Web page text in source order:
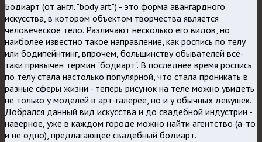
Бодиарт (от англ. "body art") - это форма авангардного
искусства, в котором объектом творчества является
человеческое тело. Различают несколько его видов, но
наиболее известно такое направление, как роспись по телу
или бодипейнтинг, впрочем, большинству обывателей всё-
таки привычен термин "бодиарт". В последнее время роспись
по телу стала настолько популярной, что стала проникать в
разные сферы жизни - теперь рисунок на теле можно увидеть
не только у моделей в арт-галерее, но и у обычных девушек.
Добрался данный вид искусства и до свадебной индустрии -
наверное, уже в каждом городе можно найти агентство (а-то
и не одно), предлагающее свадебный бодиарт.